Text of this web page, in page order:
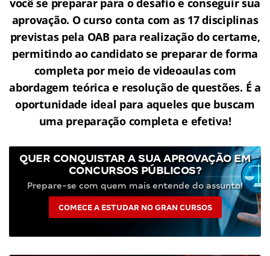
você se preparar para o desafio e conseguir sua
aprovação. O curso conta com as 17 disciplinas
previstas pela OAB para realização do certame,
permitindo ao candidato se preparar de forma
completa por meio de videoaulas com
abordagem teórica e resolução de questões. É a
oportunidade ideal para aqueles que buscam
uma preparação completa e efetiva!
QUER CONQUISTAR A SUA APROVAÇÃO EM
CONCURSOS PÚBLICOS?
Prepare-se com quem mais entende do assunto!
COMECE A ESTUDAR NO GRAN CURSOS